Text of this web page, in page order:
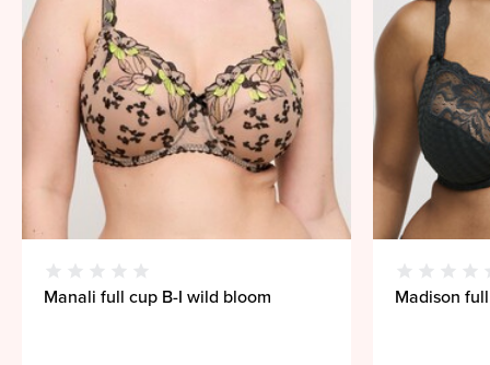
Manali full cup B-I wild bloom Madison